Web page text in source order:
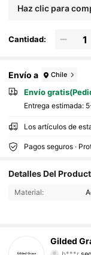
Haz clic para
Cantidad:
Envío a Chile
Envío
Entrega estimada:
Los artículos de
Pagos seguros ·
Detalles Del
Material:
Gilded